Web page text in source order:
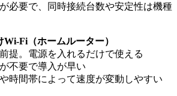
必要で、同時接続台数や安定性は機種
Wi-Fi（ホームルーター）
提。電源を入れるだけで使える
不要で導入が早い
時間帯によって速度が変動しやすい